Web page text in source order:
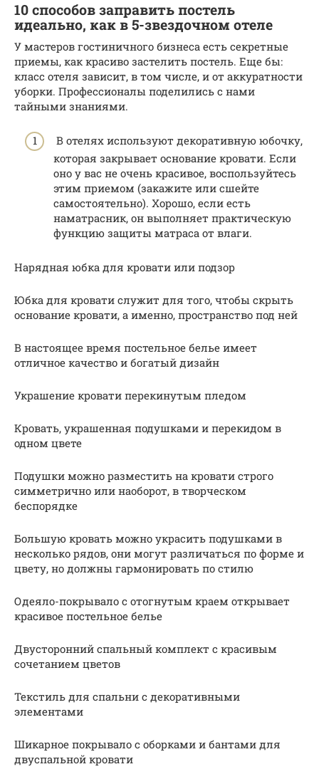
10 способов заправить постель
идеально, как в 5-звездочном отеле
У мастеров гостиничного бизнеса есть секретные
приемы, как красиво застелить постель. Еще бы:
класс отеля зависит, в том числе, и от аккуратности
уборки. Профессионалы поделились с нами
тайными знаниями.
В отелях используют декоративную юбочку,
которая закрывает основание кровати. Если
оно у вас не очень красивое, воспользуйтесь
этим приемом (закажите или сшейте
самостоятельно). Хорошо, если есть
наматрасник, он выполняет практическую
функцию защиты матраса от влаги.
Нарядная юбка для кровати или подзор
Юбка для кровати служит для того, чтобы скрыть
основание кровати, а именно, пространство под ней
В настоящее время постельное белье имеет
отличное качество и богатый дизайн
Украшение кровати перекинутым пледом
Кровать, украшенная подушками и перекидом в
одном цвете
Подушки можно разместить на кровати строго
симметрично или наоборот, в творческом
беспорядке
Большую кровать можно украсить подушками в
несколько рядов, они могут различаться по форме и
цвету, но должны гармонировать по стилю
Одеяло-покрывало с отогнутым краем открывает
красивое постельное белье
Двусторонний спальный комплект с красивым
сочетанием цветов
Текстиль для спальни с декоративными
элементами
Шикарное покрывало с оборками и бантами для
двуспальной кровати